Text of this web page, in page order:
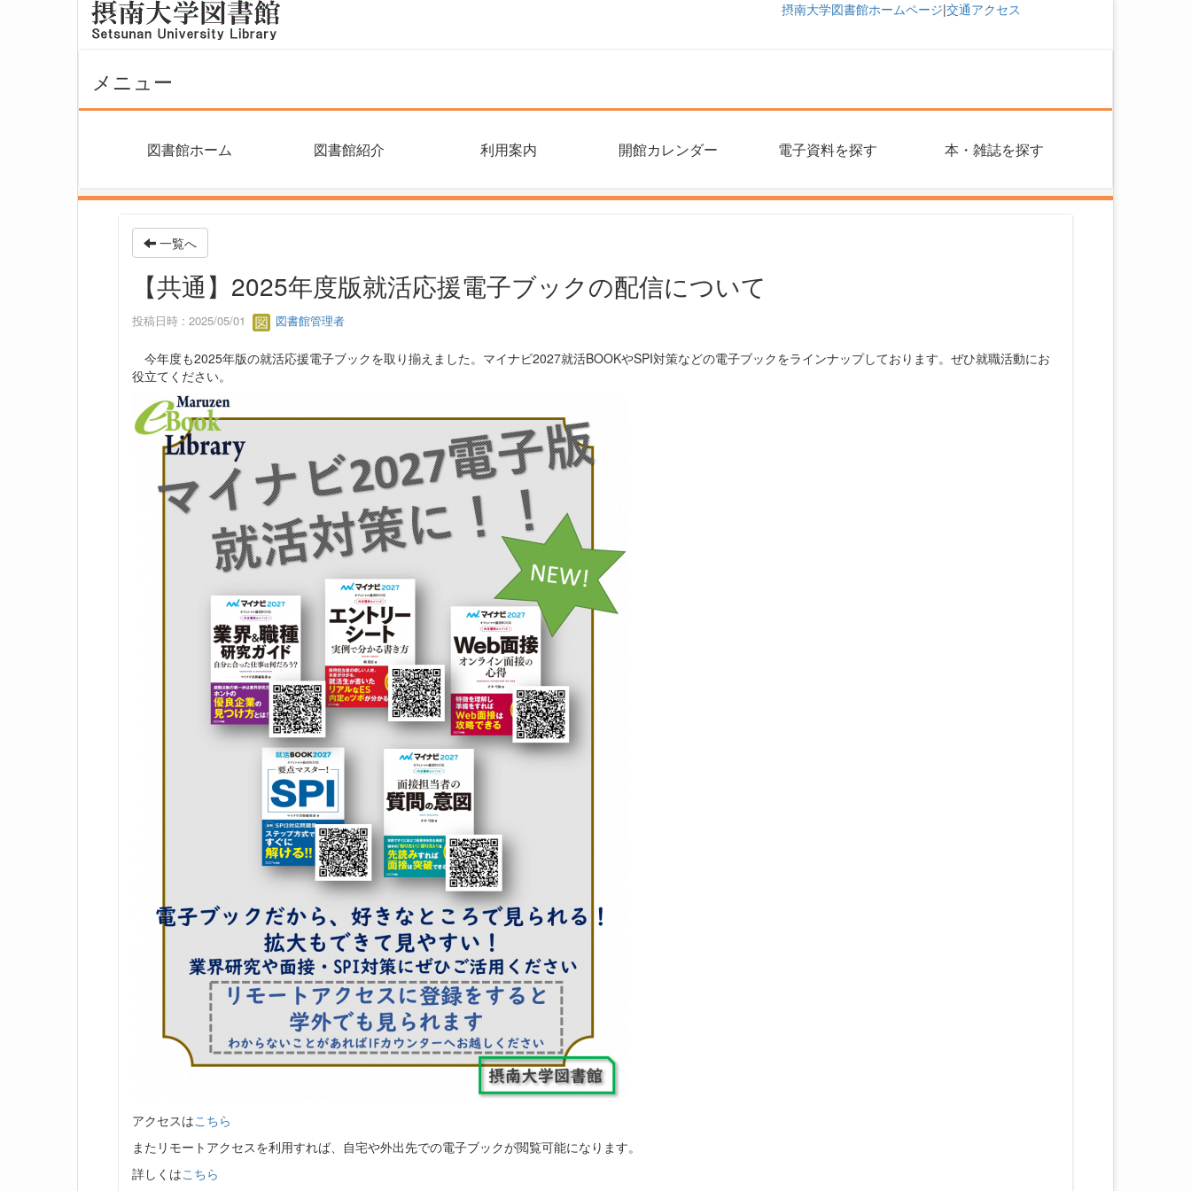
摂南大学図書館ホームページ|交通アクセス
メニュー
図書館ホーム 図書館紹介 利用案内 開館カレンダー 電子資料を探す 本・雑誌を探す
一覧へ
【共通】2025年度版就活応援電子ブックの配信について
投稿日時 : 2025/05/01 図書館管理者
今年度も2025年版の就活応援電子ブックを取り揃えました。マイナビ2027就活BOOKやSPI対策などの電子ブックをラインナップしております。ぜひ就職活動にお
役立てください。
アクセスはこちら
またリモートアクセスを利用すれば、自宅や外出先での電子ブックが閲覧可能になります。
詳しくはこちら